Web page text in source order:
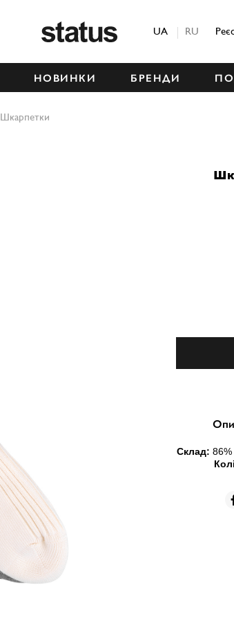
UA RU
НОВИНКИ БРЕНДИ
Шкарпетки
Склад: 86%